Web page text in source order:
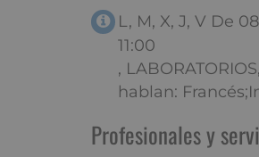
L, M, X, J, V De
11:00
,
hablan:
Profesionales y